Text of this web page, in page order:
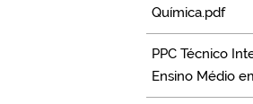
Química.pdf
PPC Técnico
Ensino Médio